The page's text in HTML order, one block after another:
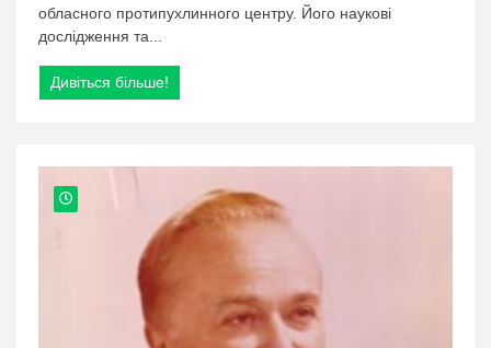
обласного протипухлинного центру. Його наукові
дослідження та...
Дивіться більше!